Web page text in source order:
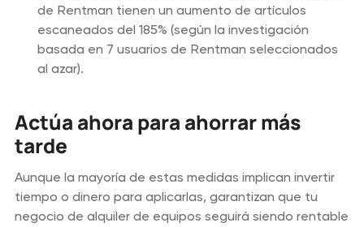
de Rentman tienen un aumento de artículos
escaneados del 185% (según la investigación
basada en 7 usuarios de Rentman seleccionados
al azar).
Actúa ahora para ahorrar más
tarde
Aunque la mayoría de estas medidas implican invertir
tiempo o dinero para aplicarlas, garantizan que tu
negocio de alquiler de equipos seguirá siendo rentable